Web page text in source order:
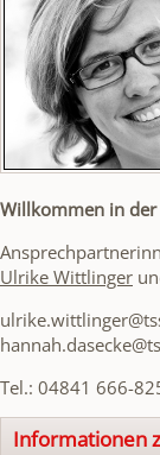
Willkommen in
Ulrike Wittlinger
Tel.: 04841 666-
Informationen